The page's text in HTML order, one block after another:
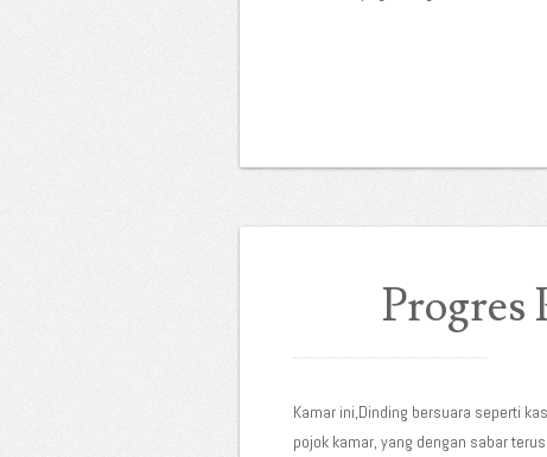
Kamar ini,Dinding bersuara seperti
pojok kamar, yang dengan sabar